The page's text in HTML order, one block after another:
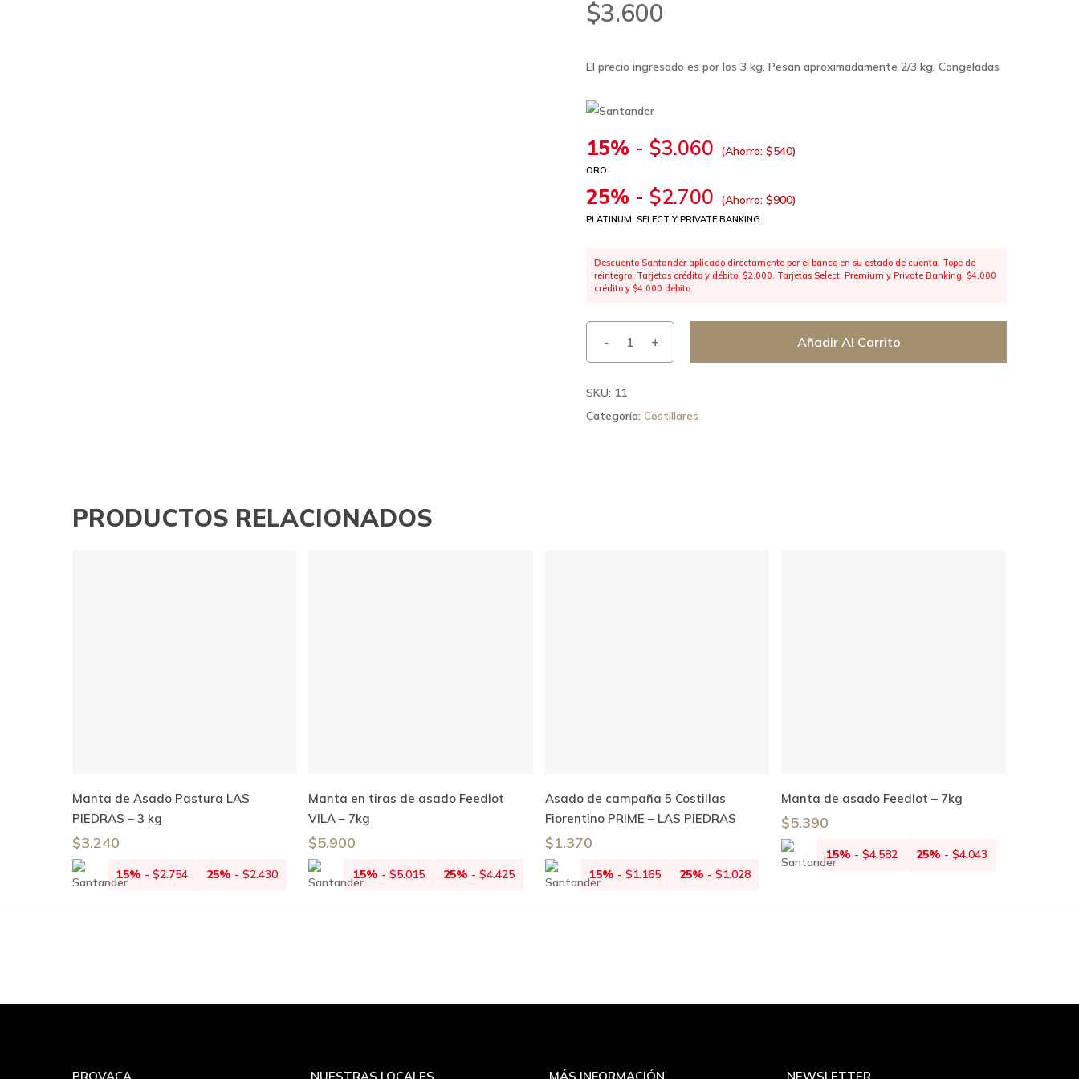
$3.600
El precio ingresado es por los 3 kg. Pesan aproximadamente 2/3 kg. Congeladas
15% -$3.060 (Ahorro:$540)
ORO.
25% -$2.700 (Ahorro:$900)
PLATINUM, SELECT Y PRIVATE BANKING.
Descuento Santander aplicado directamente por el banco en su estado de cuenta. Tope de
reintegro: Tarjetas crédito y débito: $2.000. Tarjetas Select, Premium y Private Banking: $4.000
crédito y $4.000 débito.
Añadir Al Carrito
SKU: 11
Categoría:Costillares
PRODUCTOS RELACIONADOS
Añadir Al Carrito
Manta de Asado Pastura LAS
PIEDRAS – 3 kg
$3.240
15% -$2.754 25% -$2.430
Añadir Al Carrito
Manta en tiras de asado Feedlot
VILA – 7kg
$5.900
15% - $5.015 25% - $4.425
Añadir Al Carrito
Asado de campaña 5 Costillas
Fiorentino PRIME – LAS PIEDRAS
$1.370
15% -$1.165 25% -$1.028
Añadir Al Carrito
Manta de asado Feedlot – 7kg
$5.390
15% - $4.582 25% - $4.043